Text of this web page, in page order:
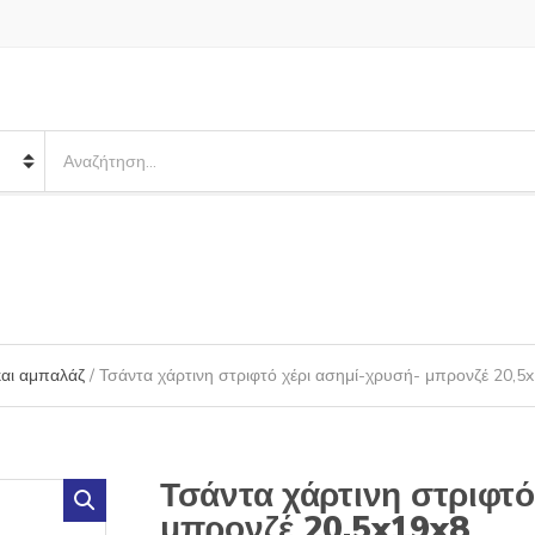
a
o
d
u
s
αμπαλάζ / Τσάντα χάρτινη στριφτό χέρι ασημί-χρυσή- μπρονζέ
Τσάντα χάρτινη